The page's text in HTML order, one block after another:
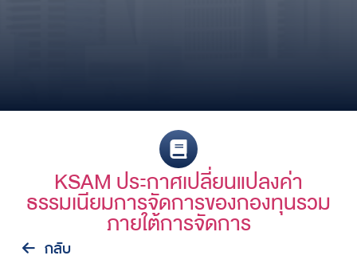
KSAM ประกาศเปลี่ยนแปลงค่า
ธรรมเนียมการจัดการของกองทุนรวม
ภายใต้การจัดการ
กลับ